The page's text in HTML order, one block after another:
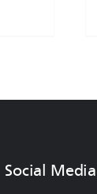
Social Media